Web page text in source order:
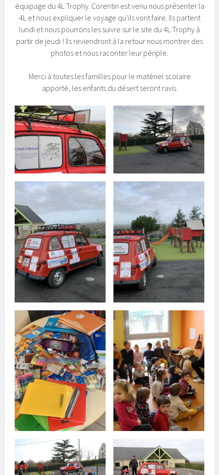
équipage du 4L Trophy. Corentin est venu nous présenter la
4L et nous expliquer le voyage qu’ils vont faire. Ils partent
lundi et nous pourrons les suivre sur le site du 4L Trophy à
partir de jeudi ! Ils reviendront à la retour nous montrer des
photos et nous raconter leur périple.
Merci à toutes les familles pour le matériel scolaire
apporté, les enfants du désert seront ravis.